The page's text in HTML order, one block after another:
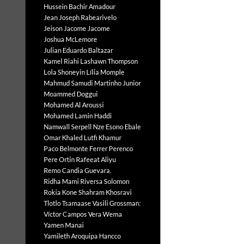
Hussein Bachir Amadour
Jean Joseph Rabearivelo
Jeison Jacome Jacome
Joshua McLemore
Julian Eduardo Baltazar
Kamel Riahi Lashawn Thompson
Lola Shoneyin Lília Momple
Mahmud Samudi Martinho Junior
Moammed Doggui
Mohamed Al Aroussi
Mohamed Lamin Haddi
Namwall Serpell Nze Esono Ebale
Omar Khaled Lutfi Khamur
Paco Belmonte Ferrer Perenco
Pere Ortin Rafeeat Aliyu
Remo Candia Guevara.
Ridha Mami Riversa Solomon
Rokia KoneShahram Khosravi
Tlotlo TsamaaseVasili Grossman:
Víctor Campos Vera Wema
Yamen Manai
Yamileth Aroquipa Hancco